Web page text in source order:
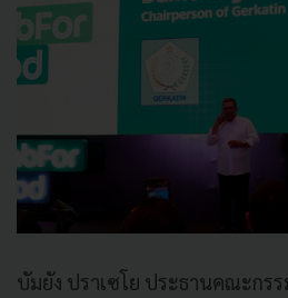
บัมยัง ปราเซโย ประธานคณะกร